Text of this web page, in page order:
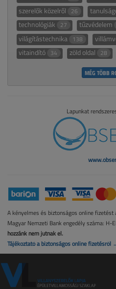
szerelők közelről 26
technológiák 27 tűzvédelem
világítástechnika 138
vitaindító 34 zöld oldal 28
MÉG TÖBB
Lapunkat
A kényelmes és biztonságos online fizetést
Magyar Nemzeti Bank engedély száma:
hozzánk nem jutnak el.
Tájékoztató a biztonságos online fizetésről